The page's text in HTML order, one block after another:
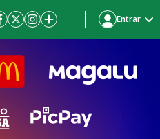
Entrar